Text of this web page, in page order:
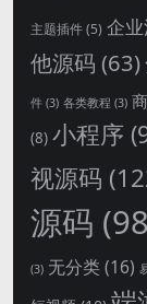
主题插件(5) 企
他源码 (63)
件 (3) 各类教程 (3)
(8) 小程序
视源码
源码
(3) 无分类(16)